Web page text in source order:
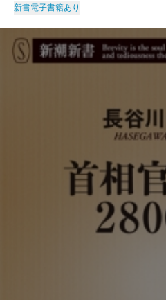
新書電子書籍あり